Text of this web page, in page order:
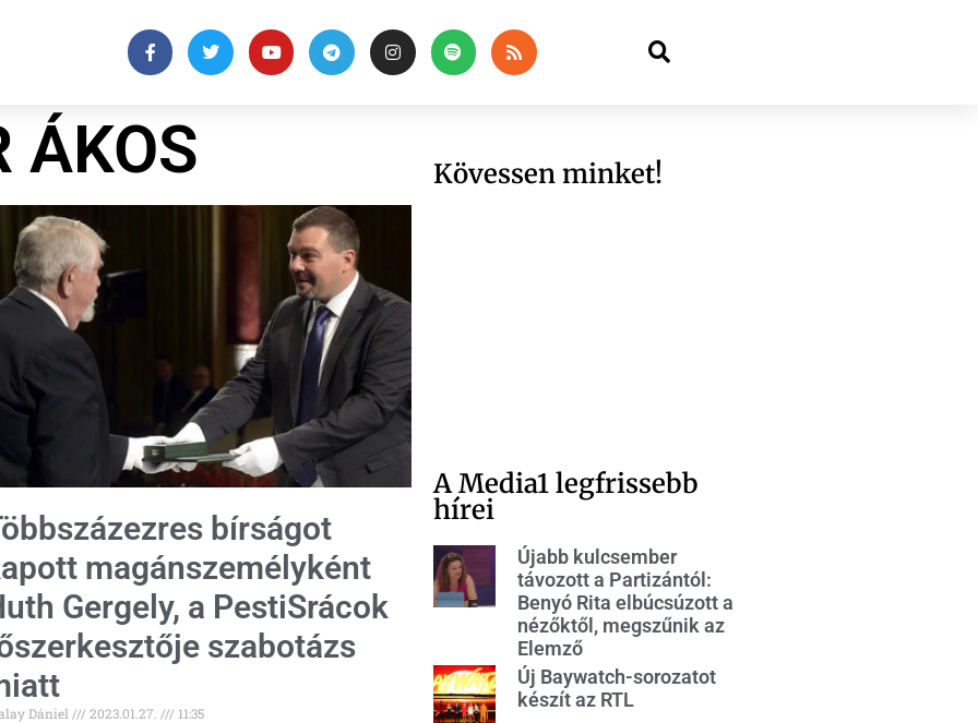
ÁKOS
bírságot
magánszemélyként
Gergely, a PestiSrácok
szabotázs
Dániel 2023.01.27. 11:35
Kövessen minket!
A Media1 legfrissebb
hírei
Újabb kulcsember
távozott a Partizántól:
Benyó Rita elbúcsúzott a
nézőktől, megszűnik az
Elemző
Új Baywatch-sorozatot
készít az RTL